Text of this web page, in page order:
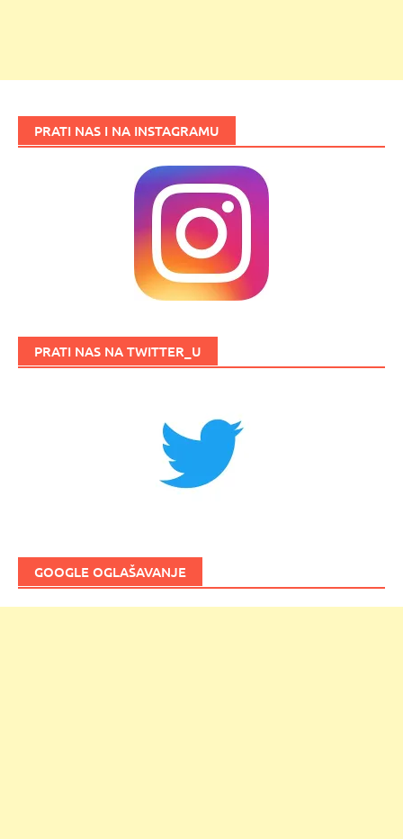
PRATI NAS I NA INSTAGRAMU
PRATI NAS NA TWITTER_U
GOOGLE OGLAŠAVANJE